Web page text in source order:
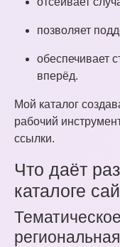
позволяет
обеспечивает
вперёд.
Мой каталог
рабочий
ссылки.
Что даёт
каталоге